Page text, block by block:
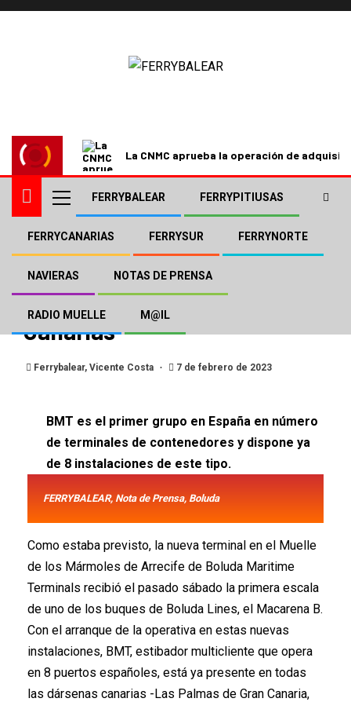
La CNMC aprueba la operación de
FERRYBALEAR FERRYPITIUSAS
FERRYCANARIAS FERRYSUR FERRYNORTE
NAVIERAS NOTAS DE PRENSA
RADIO MUELLE M@IL
Boluda Maritime Terminals
consolida su posición en
Canarias
Ferrybalear, Vicente Costa 7 de febrero de 2023
BMT es el primer grupo en España en número
de terminales de contenedores y dispone ya
de 8 instalaciones de este tipo.
FERRYBALEAR, Nota de Prensa, Boluda
Como estaba previsto, la nueva terminal en el Muelle
de los Mármoles de Arrecife de Boluda Maritime
Terminals recibió el pasado sábado la primera escala
de uno de los buques de Boluda Lines, el Macarena B.
Con el arranque de la operativa en estas nuevas
instalaciones, BMT, estibador multicliente que opera
en 8 puertos españoles, está ya presente en todas
las dársenas canarias -Las Palmas de Gran Canaria,